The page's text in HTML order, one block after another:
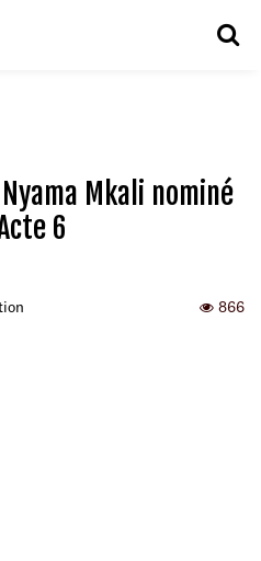
Mkali nominé
6
866